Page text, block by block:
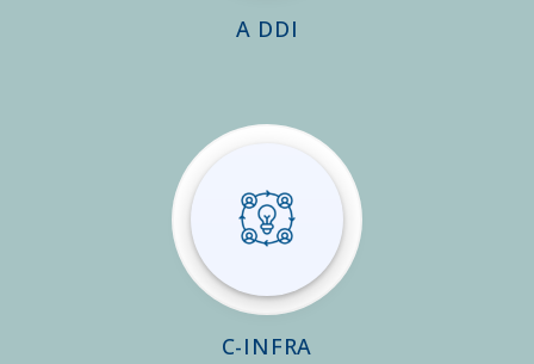
A DDI
C-INFRA